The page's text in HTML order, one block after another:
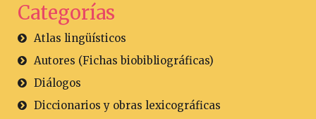
Categorías
Atlas lingüísticos
Autores (Fichas biobibliográficas)
Diálogos
Diccionarios y obras lexicográficas